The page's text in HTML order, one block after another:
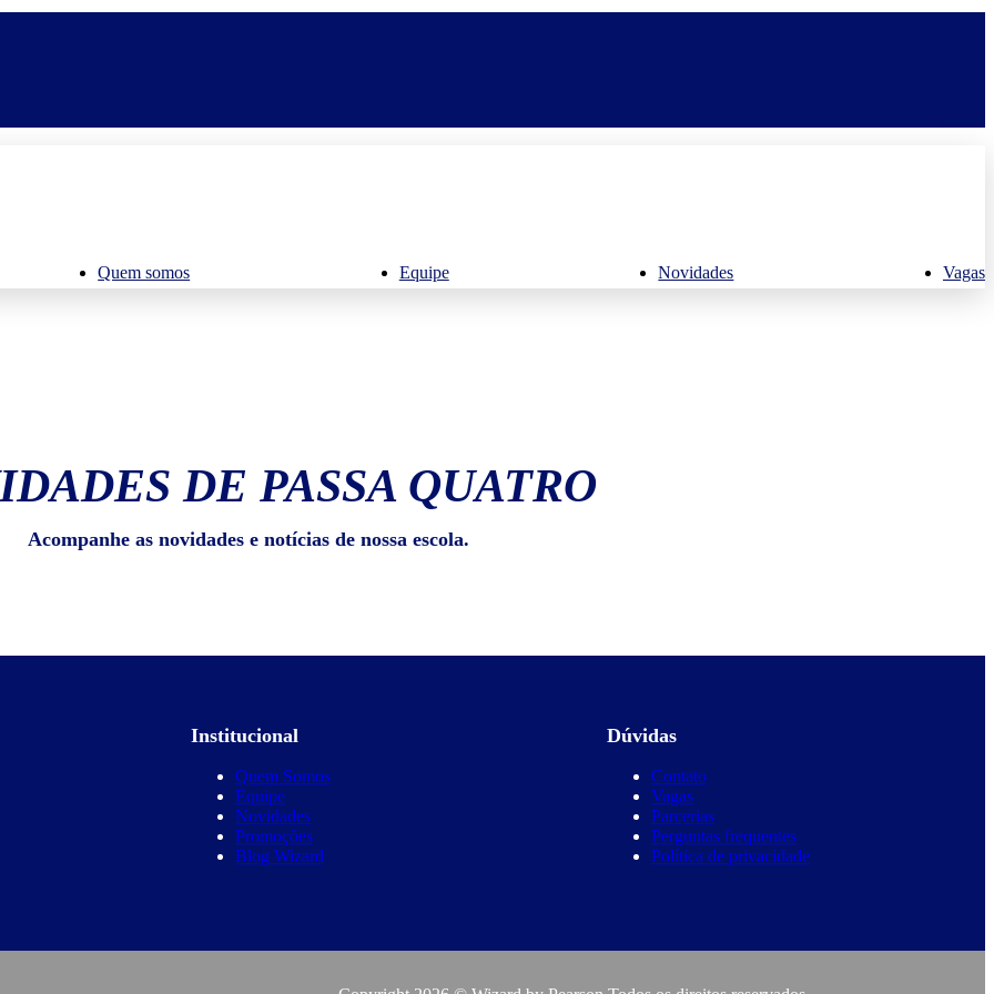
Quem somos Equipe Novidades Vagas
DE PASSA QUATRO
Acompanhe as novidades e notícias de nossa escola.
Institucional
Quem Somos
Equipe
Novidades
Promoções
Blog Wizard
Dúvidas
Contato
Vagas
Parcerias
Perguntas frequentes
Política de privacidade